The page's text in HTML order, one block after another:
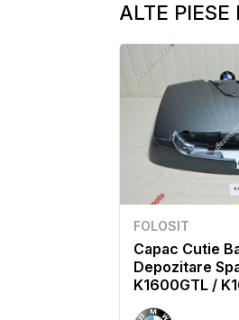
ALTE
FOLOSIT
Capac Cutie
Depozitare
K1600GTL /